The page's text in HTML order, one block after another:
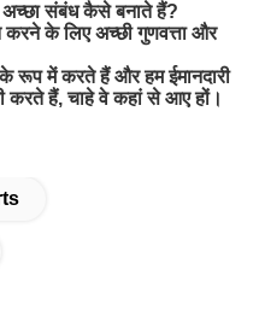
अच्छा संबंध कैसे बनाते हैं?
करने के लिए अच्छी गुणवत्ता और
रूप में करते हैं और हम ईमानदारी
करते हैं, चाहे वे कहां से आए हों।